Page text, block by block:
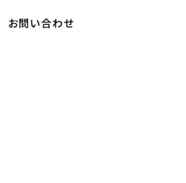
お問い合わせ